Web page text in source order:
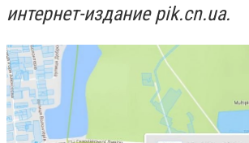
интернет-издание pik.cn.ua.